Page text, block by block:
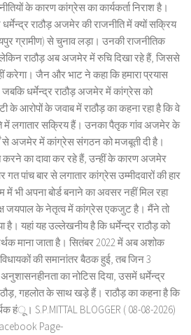
के कारण कांग्रेस का कार्यकर्ता निराश है।
राठौड़ अजमेर की राजनीति में क्यों सक्रिय
ग्रामीण) से चुनाव लड़ा। उनकी राजनीतिक
लेकिन राठौड़ अब अजमेर में रुचि दिखा रहे हैं, जिससे
करेगा। जैन और भाट ने कहा कि हमारा प्रयास
धर्मेन्द्र राठौड़ अजमेर में कांग्रेस को
आरोपों के जवाब में राठौड़ का कहना रहा है कि वे
में लगातार सक्रिय हैं। उनका पैतृक गांव अजमेर के
से अजमेर में कांग्रेस संगठन को मजबूती दी है।
का दावा कर रहे हैं, उन्हीं के कारण अजमेर
गत पांच बार से लगातार कांग्रेस उम्मीदवारों की हार
भी अपना बोर्ड बनाने का अवसर नहीं मिल रहा
जयपाल के नेतृत्व में कांग्रेस एकजुट है। मैंने तो
है। यहां यह उल्लेखनीय है कि धर्मेन्द्र राठौड़ को
माना जाता है। सितंबर 2022 में अब अशोक
की समानांतर बैठक हुई, तब जिन 3
का नोटिस दिया, उसमें धर्मेन्द्र
गहलोत के साथ खड़े हैं। राठौड़ का कहना है कि
हंू। S.P.MITTAL BLOGGER ( 08-08-2026)
Page-